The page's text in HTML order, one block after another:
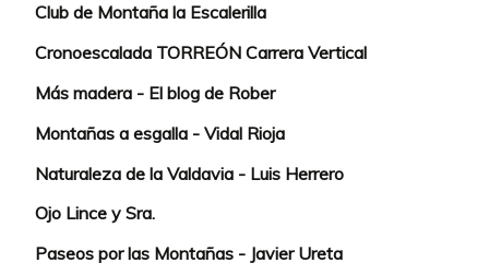
Club de Montaña la Escalerilla
Cronoescalada TORREÓN Carrera Vertical
Más madera - El blog de Rober
Montañas a esgalla - Vidal Rioja
Naturaleza de la Valdavia - Luis Herrero
Ojo Lince y Sra.
Paseos por las Montañas - Javier Ureta